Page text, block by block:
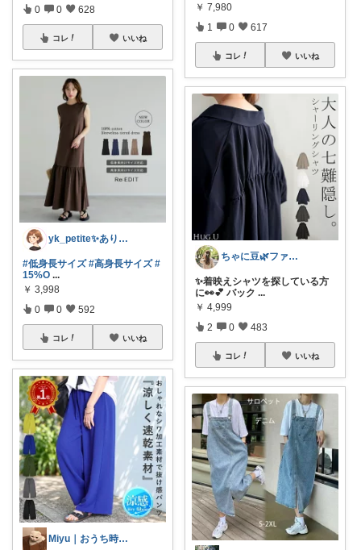
0 0 628
コレ いいね
yk_petite✨ありがとう😊
#低身長サイズ #高身長サイズ #
15%O ...
￥ 3,998
0 0 592
コレ いいね
Miyu｜おうち時間の小さな幸せ🌸
￥ 7,980
1 0 617
コレ いいね
ちゃに豆🌿ファッション好き✨
✨着映えシャツを探している方
に👀💕 バック ...
￥ 4,999
2 0 483
コレ いいね